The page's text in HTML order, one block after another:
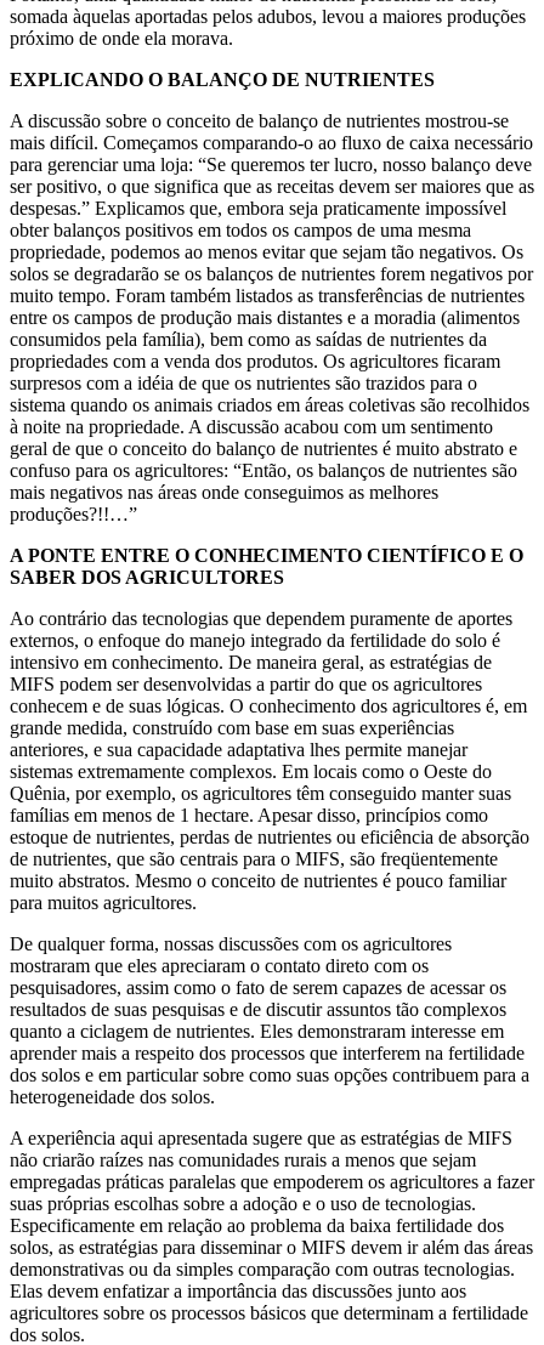
somada àquelas aportadas pelos adubos, levou a maiores produções
próximo de onde ela morava.
EXPLICANDO O BALANÇO DE NUTRIENTES
A discussão sobre o conceito de balanço de nutrientes mostrou-se
mais difícil. Começamos comparando-o ao fluxo de caixa necessário
para gerenciar uma loja: “Se queremos ter lucro, nosso balanço deve
ser positivo, o que significa que as receitas devem ser maiores que as
despesas.” Explicamos que, embora seja praticamente impossível
obter balanços positivos em todos os campos de uma mesma
propriedade, podemos ao menos evitar que sejam tão negativos. Os
solos se degradarão se os balanços de nutrientes forem negativos por
muito tempo. Foram também listados as transferências de nutrientes
entre os campos de produção mais distantes e a moradia (alimentos
consumidos pela família), bem como as saídas de nutrientes da
propriedades com a venda dos produtos. Os agricultores ficaram
surpresos com a idéia de que os nutrientes são trazidos para o
sistema quando os animais criados em áreas coletivas são recolhidos
à noite na propriedade. A discussão acabou com um sentimento
geral de que o conceito do balanço de nutrientes é muito abstrato e
confuso para os agricultores: “Então, os balanços de nutrientes são
mais negativos nas áreas onde conseguimos as melhores
produções?!!…”
A PONTE ENTRE O CONHECIMENTO CIENTÍFICO E O
SABER DOS AGRICULTORES
Ao contrário das tecnologias que dependem puramente de aportes
externos, o enfoque do manejo integrado da fertilidade do solo é
intensivo em conhecimento. De maneira geral, as estratégias de
MIFS podem ser desenvolvidas a partir do que os agricultores
conhecem e de suas lógicas. O conhecimento dos agricultores é, em
grande medida, construído com base em suas experiências
anteriores, e sua capacidade adaptativa lhes permite manejar
sistemas extremamente complexos. Em locais como o Oeste do
Quênia, por exemplo, os agricultores têm conseguido manter suas
famílias em menos de 1 hectare. Apesar disso, princípios como
estoque de nutrientes, perdas de nutrientes ou eficiência de absorção
de nutrientes, que são centrais para o MIFS, são freqüentemente
muito abstratos. Mesmo o conceito de nutrientes é pouco familiar
para muitos agricultores.
De qualquer forma, nossas discussões com os agricultores
mostraram que eles apreciaram o contato direto com os
pesquisadores, assim como o fato de serem capazes de acessar os
resultados de suas pesquisas e de discutir assuntos tão complexos
quanto a ciclagem de nutrientes. Eles demonstraram interesse em
aprender mais a respeito dos processos que interferem na fertilidade
dos solos e em particular sobre como suas opções contribuem para a
heterogeneidade dos solos.
A experiência aqui apresentada sugere que as estratégias de MIFS
não criarão raízes nas comunidades rurais a menos que sejam
empregadas práticas paralelas que empoderem os agricultores a fazer
suas próprias escolhas sobre a adoção e o uso de tecnologias.
Especificamente em relação ao problema da baixa fertilidade dos
solos, as estratégias para disseminar o MIFS devem ir além das áreas
demonstrativas ou da simples comparação com outras tecnologias.
Elas devem enfatizar a importância das discussões junto aos
agricultores sobre os processos básicos que determinam a fertilidade
dos solos.